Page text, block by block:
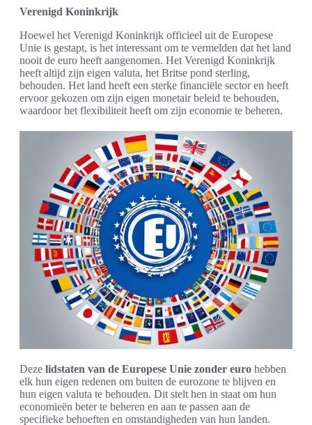
Verenigd Koninkrijk
Hoewel het Verenigd Koninkrijk officieel uit de Europese
Unie is gestapt, is het interessant om te vermelden dat het land
nooit de euro heeft aangenomen. Het Verenigd Koninkrijk
heeft altijd zijn eigen valuta, het Britse pond sterling,
behouden. Het land heeft een sterke financiële sector en heeft
ervoor gekozen om zijn eigen monetair beleid te behouden,
waardoor het flexibiliteit heeft om zijn economie te beheren.
Deze lidstaten van de Europese Unie zonder euro hebben
elk hun eigen redenen om buiten de eurozone te blijven en
hun eigen valuta te behouden. Dit stelt hen in staat om hun
economieën beter te beheren en aan te passen aan de
specifieke behoeften en omstandigheden van hun landen.